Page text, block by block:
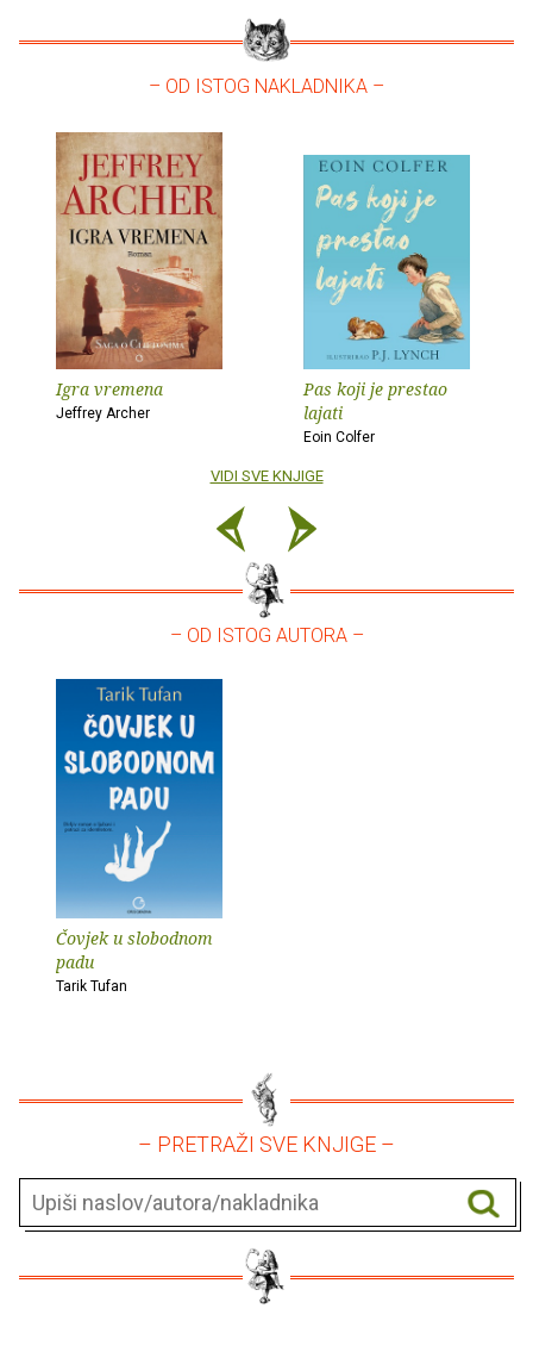
– OD ISTOG NAKLADNIKA –
Igra vremena
Jeffrey Archer
Pas koji je prestao
lajati
Eoin Colfer
VIDI SVE KNJIGE
– OD ISTOG AUTORA –
Čovjek u slobodnom
padu
Tarik Tufan
– PRETRAŽI SVE KNJIGE –